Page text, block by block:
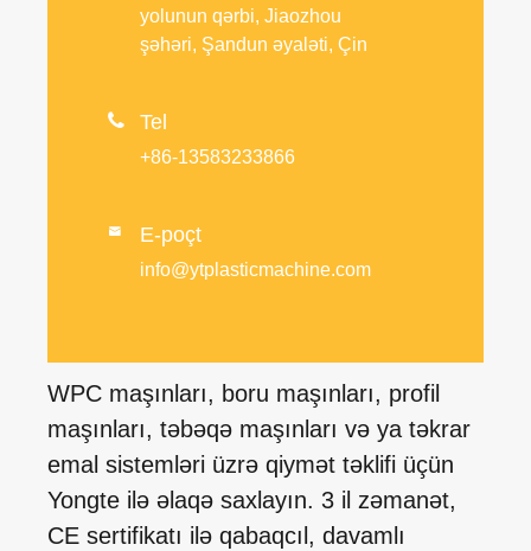
yolunun qərbi, Jiaozhou
şəhəri, Şandun əyaləti, Çin
 Tel
+86-13583233866
 E-poçt
info@ytplasticmachine.com
WPC maşınları, boru maşınları, profil
maşınları, təbəqə maşınları və ya təkrar
emal sistemləri üzrə qiymət təklifi üçün
Yongte ilə əlaqə saxlayın. 3 il zəmanət,
CE sertifikatı ilə qabaqcıl, davamlı